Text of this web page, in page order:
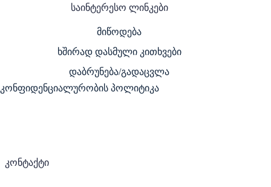
საინტერესო ლინკები
მიწოდება
ხშირად დასმული კითხვები
დაბრუნება/გადაცვლა
კონფიდენციალურობის პოლიტიკა
კონტაქტი